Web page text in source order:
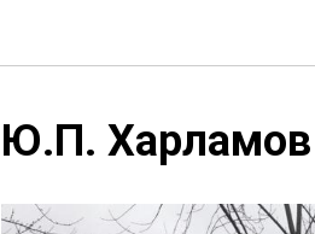
Ю.П. Харламов